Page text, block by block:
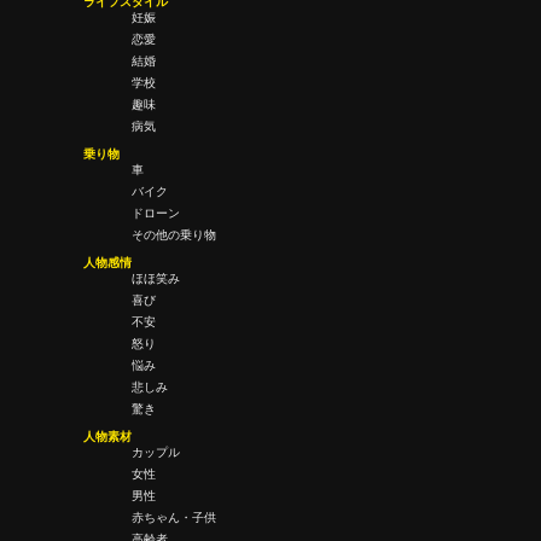
妊娠
恋愛
結婚
学校
趣味
病気
乗り物
車
バイク
ドローン
その他の乗り物
人物感情
ほほ笑み
喜び
不安
怒り
悩み
悲しみ
驚き
人物素材
カップル
女性
男性
赤ちゃん・子供